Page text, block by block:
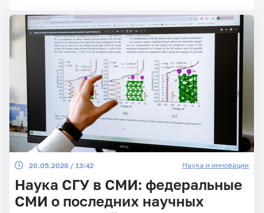
20.05.2026 / 13:42 Наука и инновации
Наука СГУ в СМИ: федеральные
СМИ о последних научных